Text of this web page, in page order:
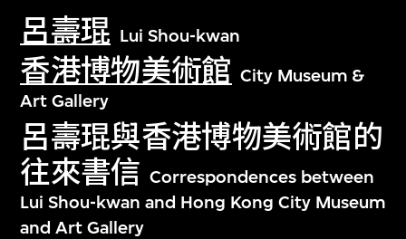
呂壽琨 Lui Shou-kwan
香港博物美術館 City Museum &
Art Gallery
呂壽琨與香港博物美術館的
往來書信 Correspondences between
Lui Shou-kwan and Hong Kong City Museum
and Art Gallery
文化藏品。